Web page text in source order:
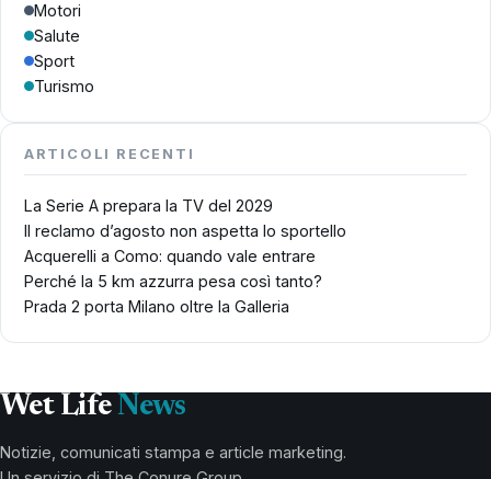
Motori
Salute
Sport
Turismo
ARTICOLI RECENTI
La Serie A prepara la TV del 2029
Il reclamo d’agosto non aspetta lo sportello
Acquerelli a Como: quando vale entrare
Perché la 5 km azzurra pesa così tanto?
Prada 2 porta Milano oltre la Galleria
Wet Life News
Notizie, comunicati stampa e article marketing.